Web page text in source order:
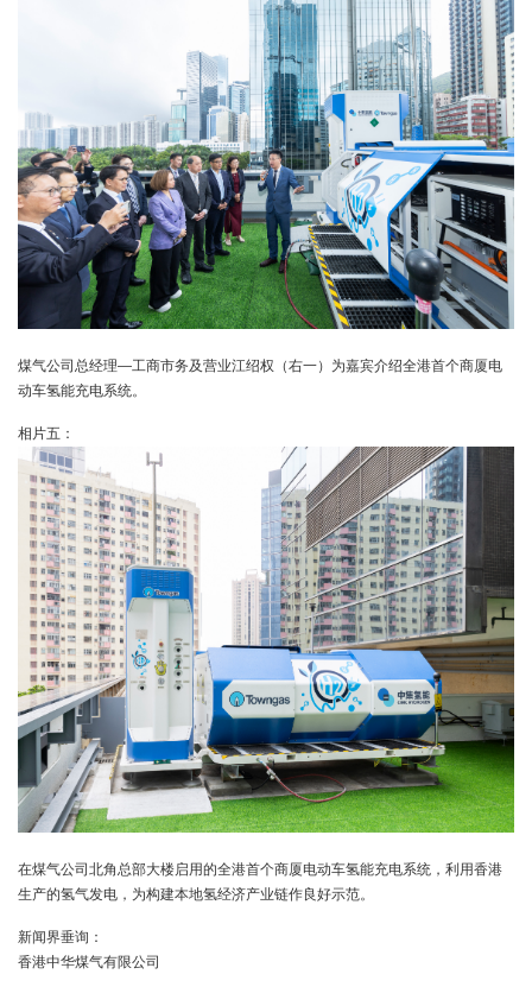
煤气公司总经理—工商市务及营业江绍权（右一）为嘉宾介绍全港首个商厦电
动车氢能充电系统。
相片五：
在煤气公司北角总部大楼启用的全港首个商厦电动车氢能充电系统，利用香港
生产的氢气发电，为构建本地氢经济产业链作良好示范。
新闻界垂询：
香港中华煤气有限公司